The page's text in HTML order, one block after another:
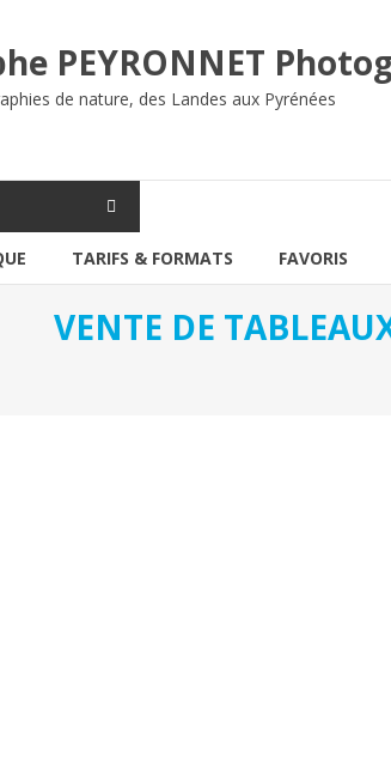
PEYRONNET
de nature, des Landes aux Pyrénées
TARIFS & FORMATS FAVORIS
VENTE DE